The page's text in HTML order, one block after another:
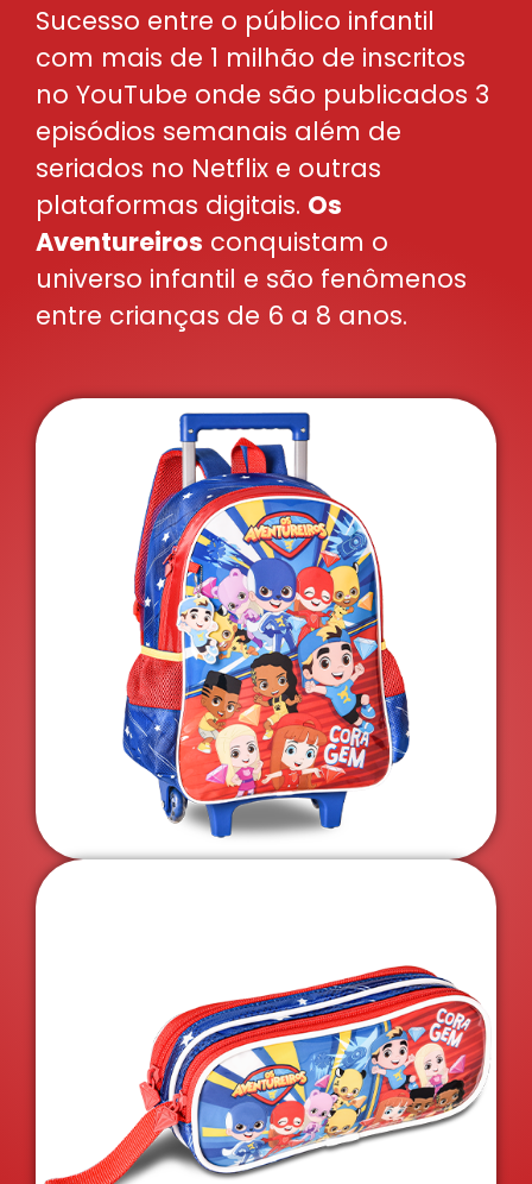
Sucesso entre o público infantil
com mais de 1 milhão de inscritos
no YouTube onde são publicados 3
episódios semanais além de
seriados no Netflix e outras
plataformas digitais. Os
Aventureiros conquistam o
universo infantil e são fenômenos
entre crianças de 6 a 8 anos.